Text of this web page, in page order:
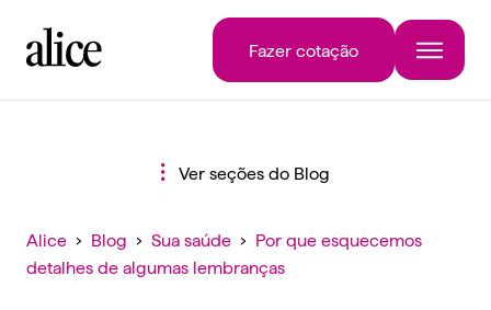
Fazer cotação
Ver seções do Blog
Alice › Blog › Sua saúde › Por que esquecemos
detalhes de algumas lembranças